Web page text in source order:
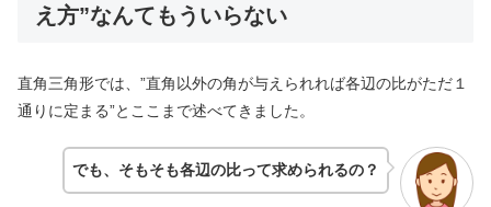
え方”なんてもういらない
直角三角形では、”直角以外の角が与えられれば各辺の比がただ１
通りに定まる”とここまで述べてきました。
でも、そもそも各辺の比って求められるの？